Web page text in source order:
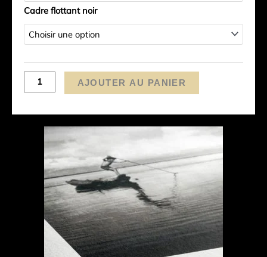
Cadre flottant noir
AJOUTER AU PANIER